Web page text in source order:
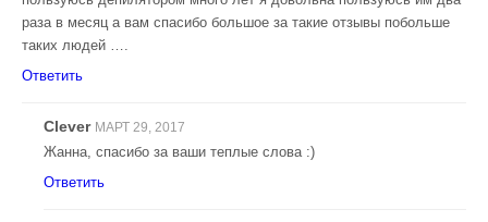
раза в месяц а вам спасибо большое за такие отзывы побольше
таких людей ….
Ответить
Clever МАРТ 29, 2017
Жанна, спасибо за ваши теплые слова :)
Ответить